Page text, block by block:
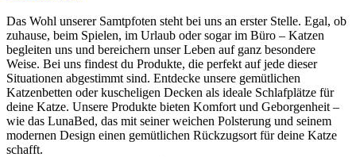
Das Wohl unserer Samtpfoten steht bei uns an erster Stelle. Egal, ob
zuhause, beim Spielen, im Urlaub oder sogar im Büro – Katzen
begleiten uns und bereichern unser Leben auf ganz besondere
Weise. Bei uns findest du Produkte, die perfekt auf jede dieser
Situationen abgestimmt sind. Entdecke unsere gemütlichen
Katzenbetten oder kuscheligen Decken als ideale Schlafplätze für
deine Katze. Unsere Produkte bieten Komfort und Geborgenheit –
wie das LunaBed, das mit seiner weichen Polsterung und seinem
modernen Design einen gemütlichen Rückzugsort für deine Katze
schafft.